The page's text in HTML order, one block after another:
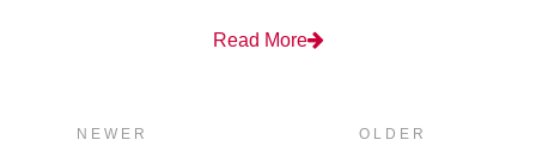
Read More
NEWER
OLDER